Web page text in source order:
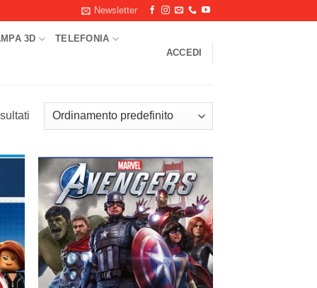
Newsletter
3D
TELEFONIA
ACCEDI
Aggiungi
alla lista
dei
desideri